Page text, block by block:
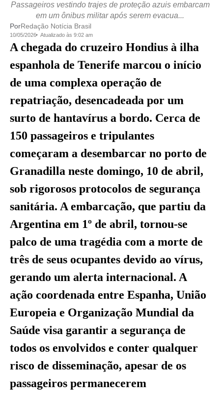
Passageiros vestindo trajes de proteção azuis embarcam
em um ônibus militar após serem evacua...
PorRedação Notícia Brasil
10/05/2026 Atualizado às 9:02 am
A chegada do cruzeiro Hondius à ilha
espanhola de Tenerife marcou o início
de uma complexa operação de
repatriação, desencadeada por um
surto de hantavírus a bordo. Cerca de
150 passageiros e tripulantes
começaram a desembarcar no porto de
Granadilla neste domingo, 10 de abril,
sob rigorosos protocolos de segurança
sanitária. A embarcação, que partiu da
Argentina em 1º de abril, tornou-se
palco de uma tragédia com a morte de
três de seus ocupantes devido ao vírus,
gerando um alerta internacional. A
ação coordenada entre Espanha, União
Europeia e Organização Mundial da
Saúde visa garantir a segurança de
todos os envolvidos e conter qualquer
risco de disseminação, apesar de os
passageiros permanecerem